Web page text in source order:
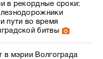
в рекордные сроки:
пути во время
битвы
в мэрии Волгограда